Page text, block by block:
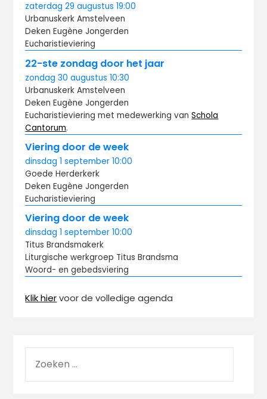
zaterdag 29 augustus19:00
Urbanuskerk Amstelveen
Deken Eugène Jongerden
Eucharistieviering
22-ste zondag door het jaar
zondag 30 augustus10:30
Urbanuskerk Amstelveen
Deken Eugène Jongerden
Eucharistieviering met medewerking vanSchola
Cantorum.
Viering door de week
dinsdag 1 september10:00
Goede Herderkerk
Deken Eugène Jongerden
Eucharistieviering
Viering door de week
dinsdag 1 september10:00
Titus Brandsma­kerk
Liturgische werkgroep Titus Brandsma
Woord- en gebedsviering
Klik hiervoor de volledige agenda